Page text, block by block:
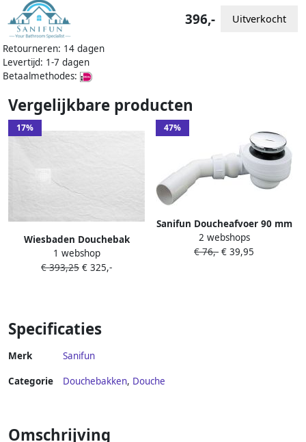
Retourneren: 14 dagen
Levertijd: 1-7 dagen
Betaalmethodes:
396,- Uitverkocht
Vergelijkbare producten
17%
Wiesbaden Douchebak
Stonea Antislip Composiet
80x90x3 cm Inkortbaar Mat
1 webshop
€ 393,25 € 325,-
47%
Sanifun Doucheafvoer 90 mm
chroom– geschikt voor
Stonea douchebakken
2 webshops
€ 76,- € 39,95
Specificaties
Merk Sanifun
Categorie Douchebakken, Douche
Omschrijving